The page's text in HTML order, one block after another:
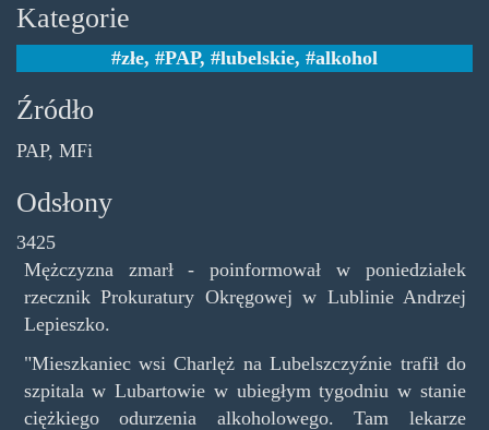
Kategorie
złe, PAP, lubelskie, alkohol
Źródło
PAP, MFi
Odsłony
3425
Mężczyzna zmarł - poinformował w poniedziałek
rzecznik Prokuratury Okręgowej w Lublinie Andrzej
Lepieszko.
"Mieszkaniec wsi Charlęż na Lubelszczyźnie trafił do
szpitala w Lubartowie w ubiegłym tygodniu w stanie
ciężkiego odurzenia alkoholowego. Tam lekarze